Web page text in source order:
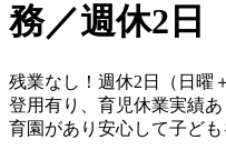
務／週休2日
残業なし！週休2日（日曜
登用有り、育児休業実績
育園があり安心して子ど